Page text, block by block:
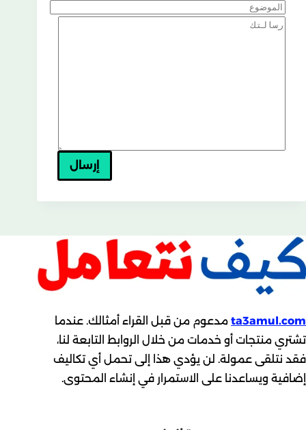
ta3amul.com مدعوم من قبل القراء أمثالك. عندما
تشتري منتجات أو خدمات من خلال الروابط التابعة لنا،
فقد نتلقى عمولة. لن يؤدي هذا إلى تحمل أي تكاليف
إضافية ويساعدنا على الاستمرار في إنشاء المحتوى.